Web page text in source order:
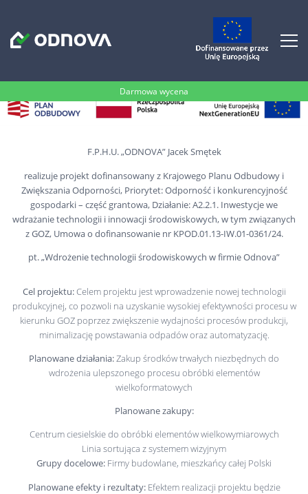
Darmowa wycena
F.P.H.U. „ODNOVA” Jacek Smętek
realizuje projekt dofinansowany z Krajowego Planu Odbudowy i
Zwiększania Odporności, Priorytet: Odporność i konkurencyjność
gospodarki – część grantowa, Działanie: A2.2.1. Inwestycje we
wdrażanie technologii i innowacji środowiskowych, w tym związanych
z GOZ, Umowa o dofinansowanie nr KPOD.01.13-IW.01-0361/24.
pt. „Wdrożenie technologii środowiskowych w firmie Odnova”
Cel projektu:Celem projektu jest wprowadzenie nowej technologii
produkcyjnej, co pozwoli na uzyskanie wysokiej efektywności procesu w
kierunku GOZ poprzez zwiększenie wydajności procesów produkcji,
minimalizację powstawania odpadów oraz automatyzację.
Planowane działania:Zakup środków trwałych niezbędnych do
wdrożenia ulepszonego procesu obróbki elementów
wielkoformatowych
Planowane zakupy:
Centrum ciesielskie do obróbki elementów wielkowymiarowych
Linia sortująca z systemem wizyjnym
Grupy docelowe: Firmy budowlane, mieszkańcy całej Polski
Planowane efekty i rezultaty:Efektem realizacji projektu będzie